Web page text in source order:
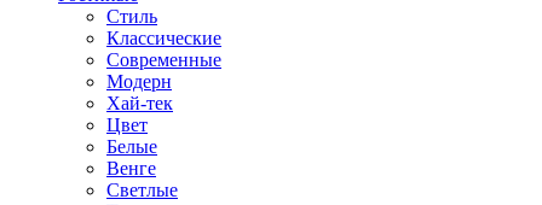
Стиль
Классические
Современные
Модерн
Хай-тек
Цвет
Белые
Венге
Светлые